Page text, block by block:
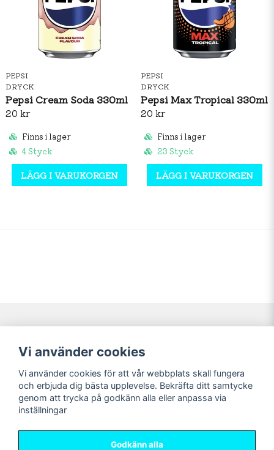
PEPSI
DRYCK
Pepsi Cream Soda 330ml
20 kr
Finns i lager
4 Styck
LÄGG I VARUKORGEN
PEPSI
DRYCK
Pepsi Max Tropical 330ml
20 kr
Finns i lager
23 Styck
LÄGG I VARUKORGEN
Navigering
Nyheter!
Förbeställning
Mitt konto
Logga in
Registrera dig
Glömt lösenord?
Sociala medier
Vi använder cookies
Vi använder cookies för att vår webbplats skall fungera
och erbjuda dig bästa upplevelse. Bekräfta ditt samtycke
genom att trycka på godkänn alla eller anpassa via
inställningar
Godkänn alla